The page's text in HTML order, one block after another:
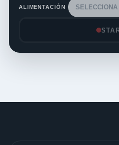
ALIMENTACIÓN